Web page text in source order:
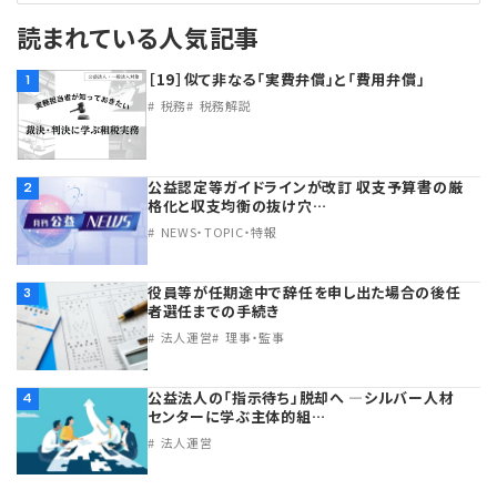
読まれている人気記事
1 ［19］似て非なる「実費弁償」と「費用弁償」
税務 税務解説
2
公益認定等ガイドラインが改訂 収支予算書の厳
格化と収支均衡の抜け穴…
NEWS・TOPIC・特報
3
役員等が任期途中で辞任を申し出た場合の後任
者選任までの手続き
法人運営 理事・監事
4
公益法人の「指示待ち」脱却へ ―シルバー人材
センターに学ぶ主体的組…
法人運営